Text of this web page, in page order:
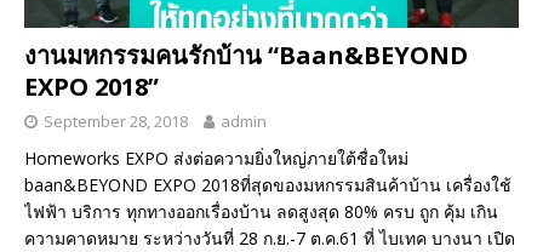
งานมหกรรมคนรักบ้าน “Baan&BEYOND
EXPO 2018”
September 28, 2018 admin
Homeworks EXPO ส่งต่อความยิ่งใหญ่ภายใต้ชื่อใหม่
baan&BEYOND EXPO 2018ที่สุดของมหกรรมสินค้าบ้าน เครื่องใช้
ไฟฟ้า บริการ ทุกทางออกเรื่องบ้าน ลดสูงสุด 80% ครบ ถูก คุ้ม เกิน
ความคาดหมาย ระหว่างวันที่ 28 ก.ย.-7 ต.ค.61 ที่ ไบเทค บางนา เปิด